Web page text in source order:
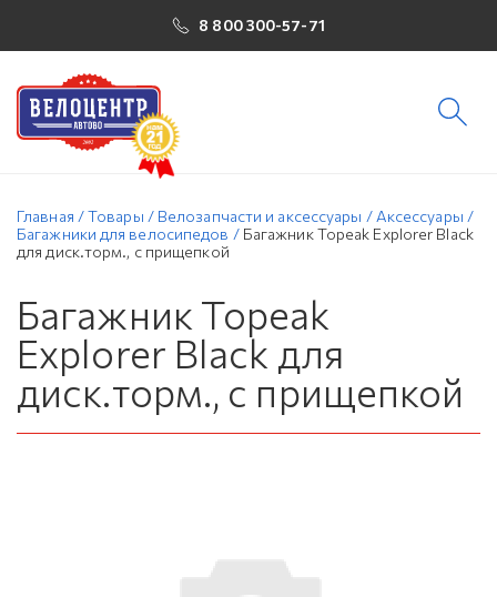
8 800 300-57-71
Главная /Товары / Велозапчасти и аксессуары / Аксессуары /
Багажники для велосипедов / Багажник Topeak Explorer Black
для диск.торм., с прищепкой
Багажник Topeak
Explorer Black для
диск.торм., с прищепкой